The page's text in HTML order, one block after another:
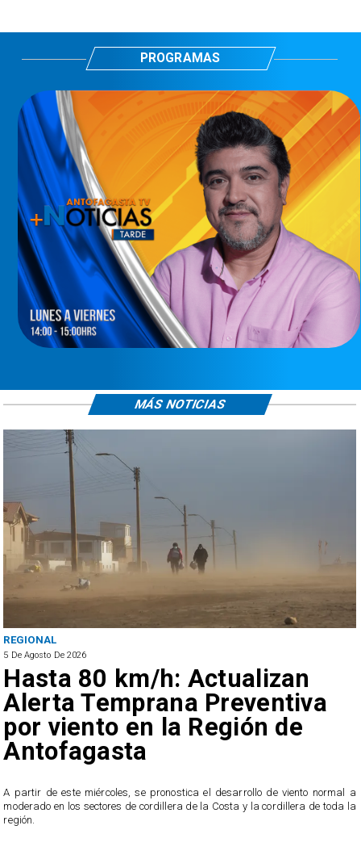
PROGRAMAS
REGIONAL
5 De Agosto De 2026
Hasta 80 km/h: Actualizan
Alerta Temprana Preventiva
por viento en la Región de
Antofagasta
A partir de este miércoles, se pronostica el desarrollo de viento normal a
moderado en los sectores de cordillera de la Costa y la cordillera de toda la
región.
MÁS NOTICIAS